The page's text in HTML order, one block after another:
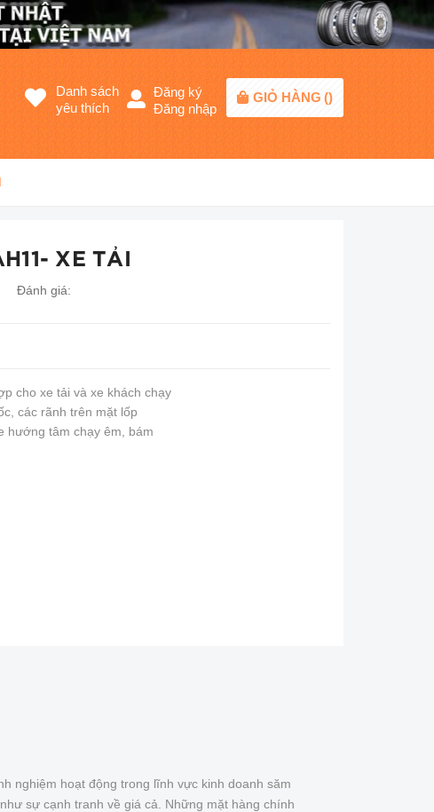
Danh sách
yêu thích
Đăng ký
Đăng nhập
GIỎ HÀNG ()
XE TẢI
Đánh giá:
cho xe tải và xe khách chạy
các rãnh trên mặt lốp
hướng tâm chạy êm, bám
nghiệm hoạt động trong lĩnh vực kinh doanh săm
sự cạnh tranh về giá cả. Những mặt hàng chính